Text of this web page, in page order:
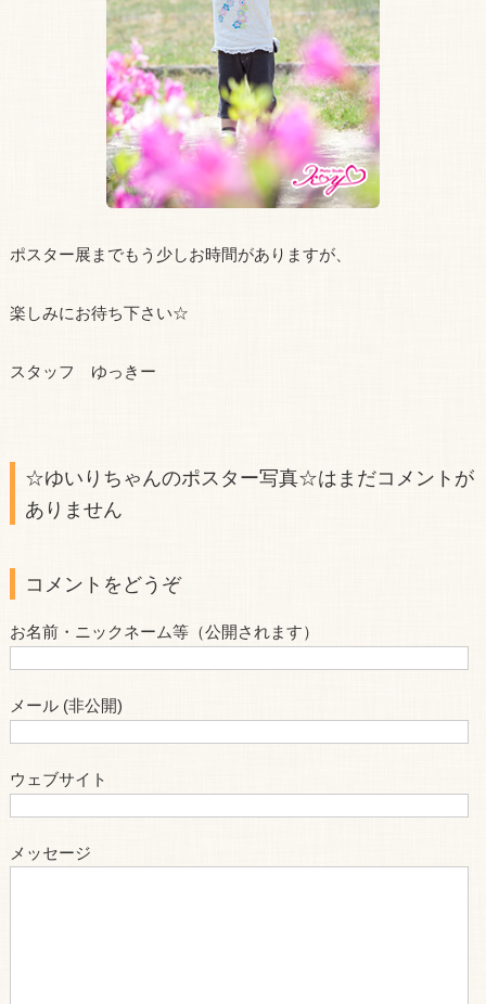
ポスター展までもう少しお時間がありますが、
楽しみにお待ち下さい☆
スタッフ ゆっきー
☆ゆいりちゃんのポスター写真☆はまだコメントが
ありません
コメントをどうぞ
お名前・ニックネーム等（公開されます）
メール (非公開)
ウェブサイト
メッセージ